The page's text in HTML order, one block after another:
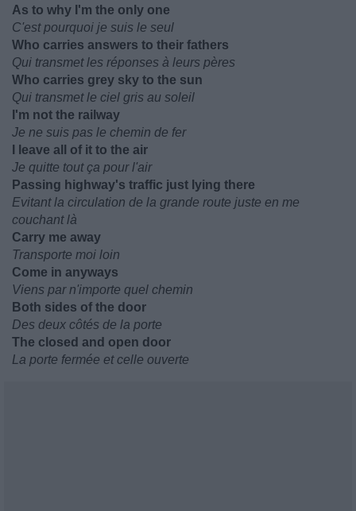
As to why I'm the only one
C'est pourquoi je suis le seul
Who carries answers to their fathers
Qui transmet les réponses à leurs pères
Who carries grey sky to the sun
Qui transmet le ciel gris au soleil
I'm not the railway
Je ne suis pas le chemin de fer
I leave all of it to the air
Je quitte tout ça pour l'air
Passing highway's traffic just lying there
Evitant la circulation de la grande route juste en me
couchant là
Carry me away
Transporte moi loin
Come in anyways
Viens par n'importe quel chemin
Both sides of the door
Des deux côtés de la porte
The closed and open door
La porte fermée et celle ouverte